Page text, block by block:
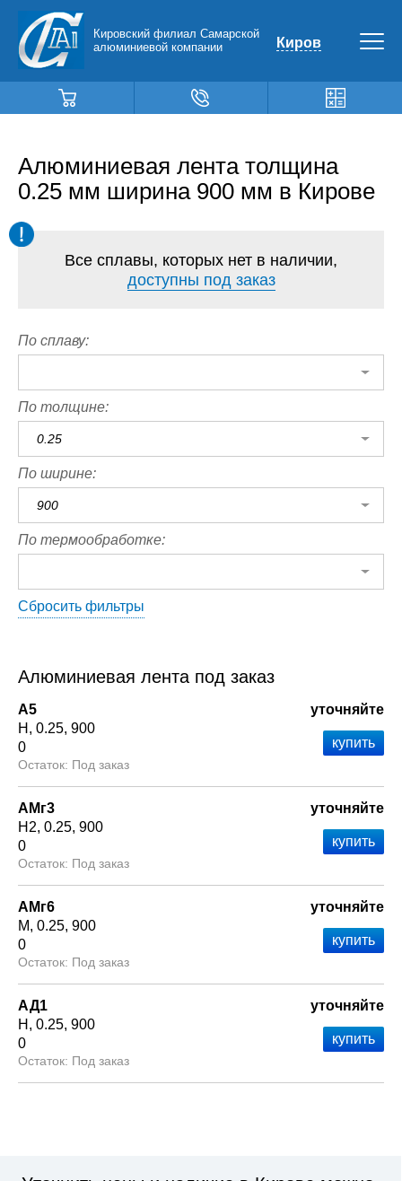
Кировский филиал Самарской
алюминиевой компании
Киров
Алюминиевая лента толщина
0.25 мм ширина 900 мм в Кирове
Все сплавы, которых нет в наличии,
доступны под заказ
По сплаву:
По толщине:
0.25
По ширине:
900
По термообработке:
Сбросить фильтры
Алюминиевая лента под заказ
А5
Н
0.25 900
0
Под заказ
уточняйте
АМг3
Н2 0.25 900
0
Под заказ
уточняйте
АМг6
М 0.25 900
0
Под заказ
уточняйте
АД1
Н
0.25 900
0
Под заказ
уточняйте